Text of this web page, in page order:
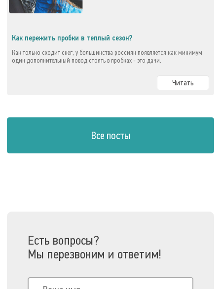
Как пережить пробки в теплый сезон?
Как только сходит снег, у большинства россиян появляется как минимум
один дополнительный повод стоять в пробках - это дачи.
Читать
Все посты
Есть вопросы?
Мы перезвоним и ответим!